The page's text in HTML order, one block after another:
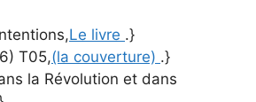
Le livre .}
T05,(la couverture) .}
la Révolution et dans